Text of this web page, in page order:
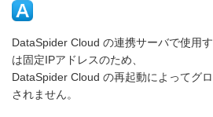
DataSpider Cloud の連携サーバで使用
は固定IPアドレスのため、
DataSpider Cloud の再起動によってグ
されません。